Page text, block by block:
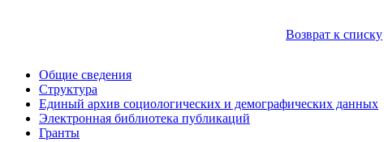
Возврат к списку
Общие сведения
Структура
Единый архив социологических и демографических данных
Электронная библиотека публикаций
Гранты